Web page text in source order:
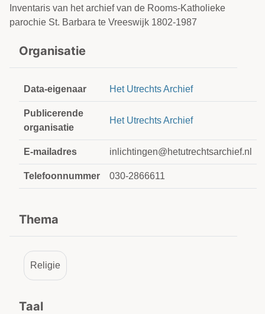
Inventaris van het archief van de Rooms-Katholieke
parochie St. Barbara te Vreeswijk 1802-1987
Organisatie
Data-eigenaar Het Utrechts Archief
Publicerende
organisatie
Het Utrechts Archief
E-mailadres inlichtingen@hetutrechtsarchief.nl
Telefoonnummer 030-2866611
Thema
Religie
Taal